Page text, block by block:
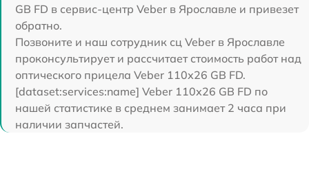
GB FD в сервис-центр Veber в Ярославле и привезет
обратно.
Позвоните и наш сотрудник сц Veber в Ярославле
проконсультирует и рассчитает стоимость работ над
оптического прицела Veber 110х26 GB FD.
[dataset:services:name] Veber 110х26 GB FD по
нашей статистике в среднем занимает 2 часа при
наличии запчастей.